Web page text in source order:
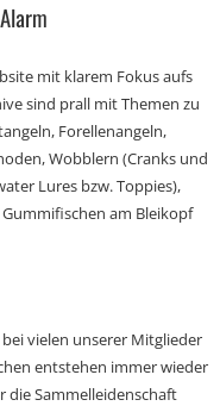
mit klarem Fokus aufs
sind prall mit Themen zu
Forellenangeln,
Wobblern (Cranks und
Lures bzw. Toppies),
am Bleikopf
vielen unserer Mitglieder
entstehen immer wieder
die Sammelleidenschaft